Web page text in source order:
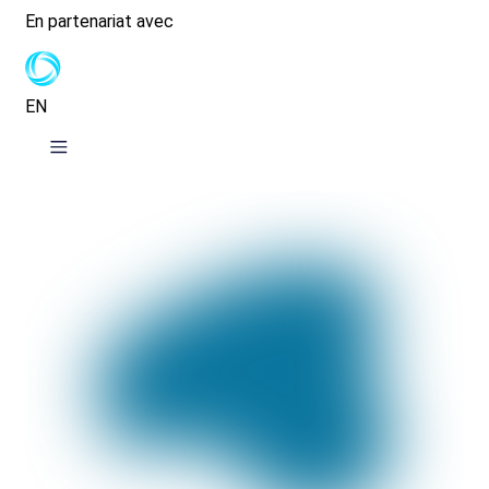
En partenariat avec
EN